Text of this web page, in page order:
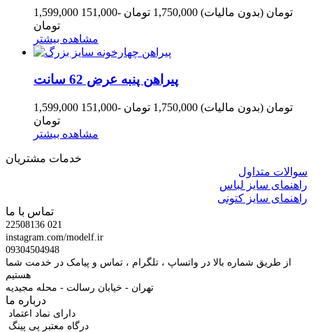
1,599,000 تومان (بدون مالیات) 1,750,000 تومان
-151,000
تومان
مشاهده بیشتر
پیراهن پنبه عرض 62 سانت
1,599,000 تومان (بدون مالیات) 1,750,000 تومان
-151,000
تومان
مشاهده بیشتر
خدمات مشتریان
سوالات متداول
راهنمای سایز لباس
راهنمای سایز کتونی
تماس با ما
22508136 021
instagram.com/modelf.ir
09304504948
از طریق شماره بالا در واتساپ ، تلگرام ، تماس و پیامک در خدمت شما
هستیم
تهران - خیابان رسالت - محله مجیدیه
درباره ما
دارای نماد اعتماد
درگاه معتبر پی پینگ